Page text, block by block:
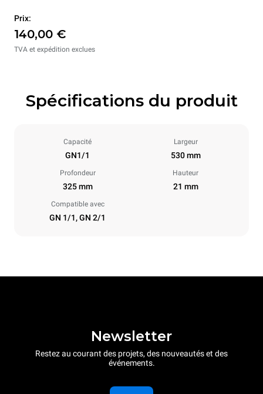
Prix:
140,00 €
TVA et expédition exclues
Spécifications du produit
Capacité
GN1/1
Largeur
530 mm
Profondeur
325 mm
Hauteur
21 mm
Compatible avec
GN 1/1, GN 2/1
Newsletter
Restez au courant des projets, des nouveautés et des
événements.